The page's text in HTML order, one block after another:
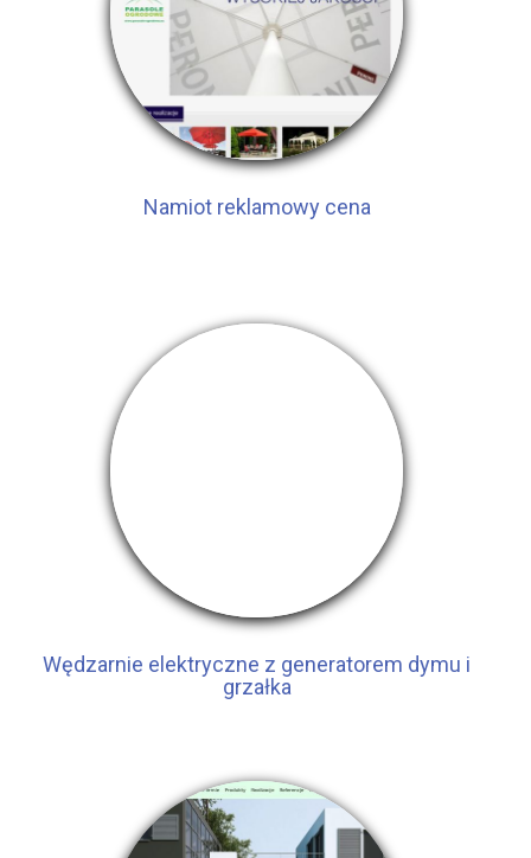
Namiot reklamowy cena
Wędzarnie elektryczne z generatorem dymu i
grzałka